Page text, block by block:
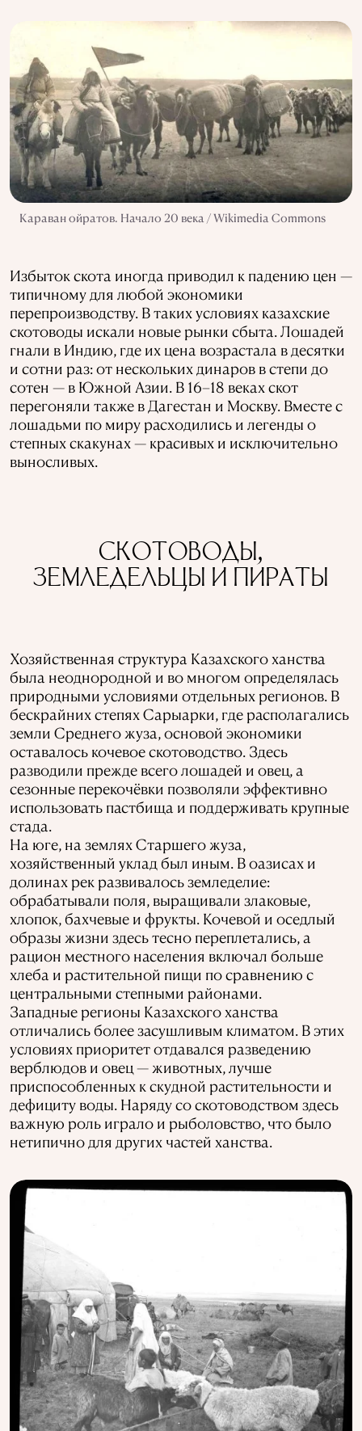
Караван ойратов. Начало 20 века / Wikimedia Commons
Избыток скота иногда приводил к падению цен —
типичному для любой экономики
перепроизводству. В таких условиях казахские
скотоводы искали новые рынки сбыта. Лошадей
гнали в Индию, где их цена возрастала в десятки
и сотни раз: от нескольких динаров в степи до
сотен — в Южной Азии. В 16–18 веках скот
перегоняли также в Дагестан и Москву. Вместе с
лошадьми по миру расходились и легенды о
степных скакунах — красивых и исключительно
выносливых.
СКОТОВОДЫ,
ЗЕМЛЕДЕЛЬЦЫ И ПИРАТЫ
Хозяйственная структура Казахского ханства
была неоднородной и во многом определялась
природными условиями отдельных регионов. В
бескрайних степях Сарыарки, где располагались
земли Среднего жуза, основой экономики
оставалось кочевое скотоводство. Здесь
разводили прежде всего лошадей и овец, а
сезонные перекочёвки позволяли эффективно
использовать пастбища и поддерживать крупные
стада.
На юге, на землях Старшего жуза,
хозяйственный уклад был иным. В оазисах и
долинах рек развивалось земледелие:
обрабатывали поля, выращивали злаковые,
хлопок, бахчевые и фрукты. Кочевой и оседлый
образы жизни здесь тесно переплетались, а
рацион местного населения включал больше
хлеба и растительной пищи по сравнению с
центральными степными районами.
Западные регионы Казахского ханства
отличались более засушливым климатом. В этих
условиях приоритет отдавался разведению
верблюдов и овец — животных, лучше
приспособленных к скудной растительности и
дефициту воды. Наряду со скотоводством здесь
важную роль играло и рыболовство, что было
нетипично для других частей ханства.